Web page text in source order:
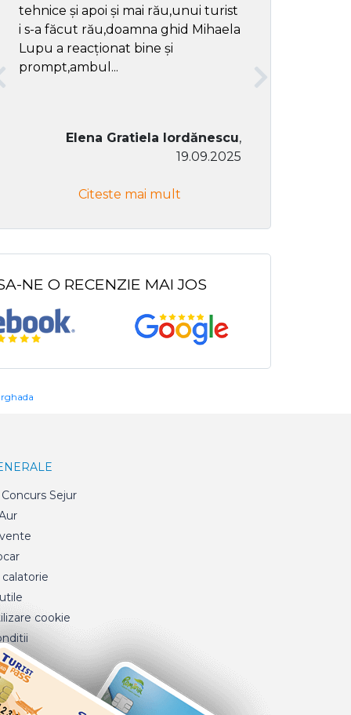
tehnice și apoi și mai rău,unui turist
i s-a făcut rău,doamna ghid Mihaela
Lupu a reacționat bine și
prompt,ambul...
Elena Gratiela Iordănescu,
19.09.2025
Citeste mai mult
NE O RECENZIE MAI JOS
Sejur
cookie